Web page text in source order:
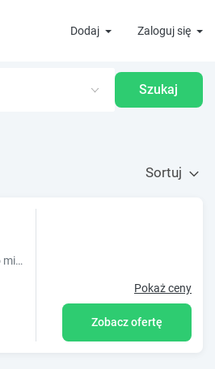
Dodaj Zaloguj się
Szukaj
Sortuj
NOWE POKOJE w każdym łazienka. Możliwość wynajęcia oddzielnego mieszkania - 2 pokoje 2 łazienki oraz kuchnia. Bliski dojazd K-CE BYTOM T-GÓRY ZABRZE
Pokaż ceny
Zobacz ofertę